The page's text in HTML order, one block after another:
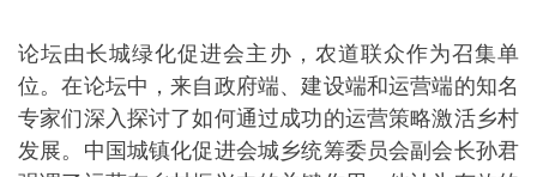
论坛由长城绿化促进会主办，农道联众作为召集单
位。在论坛中，来自政府端、建设端和运营端的知名
专家们深入探讨了如何通过成功的运营策略激活乡村
发展。中国城镇化促进会城乡统筹委员会副会长孙君